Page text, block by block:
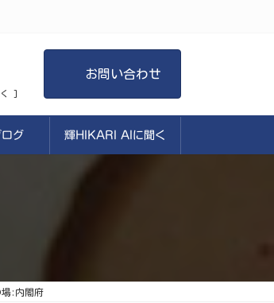
く ]
お問い合わせ
グ 輝HIKARI AIに聞く
場:内閣府